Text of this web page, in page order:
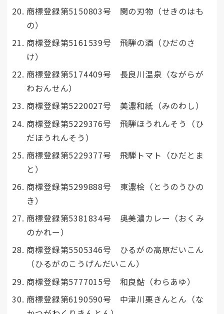
商標登録第5150803号 関の刃物（せきのはも
の）
商標登録第5161539号 飛騨の酒（ひだのさ
け）
商標登録第5174409号 長良川温泉（ながらが
わおんせん）
商標登録第5220027号 美濃和紙（みのわし）
商標登録第5229376号 飛騨ほうれんそう（ひ
だほうれんそう）
商標登録第5229377号 飛騨トマト（ひだとま
と）
商標登録第5299888号 東濃桧（とうのうひの
き）
商標登録第5381834号 奥美濃カレー（おくみ
のかれー）
商標登録第5505346号 ひるがの高原だいこん
（ひるがのこうげんだいこん）
商標登録第5777015号 和良鮎（わらあゆ）
商標登録第6190590号 中津川栗きんとん（な